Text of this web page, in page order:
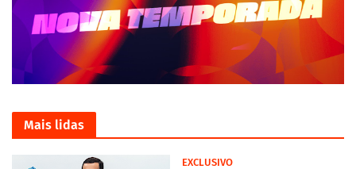
Mais lidas
EXCLUSIVO